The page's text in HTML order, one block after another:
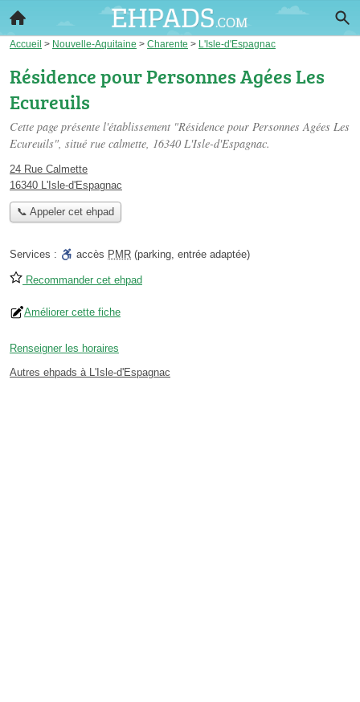
Accueil > Nouvelle-Aquitaine > Charente > L'Isle-d'Espagnac
Résidence pour Personnes Agées Les
Ecureuils
Cette page présente l'établissement "Résidence pour Personnes Agées Les
Ecureuils", situé rue calmette, 16340 L'Isle-d'Espagnac.
24 Rue Calmette
16340 L'Isle-d'Espagnac
📞 Appeler cet ehpad
Services : accès PMR (parking, entrée adaptée)
Recommander cet ehpad
Améliorer cette fiche
Renseigner les horaires
Autres ehpads à L'Isle-d'Espagnac